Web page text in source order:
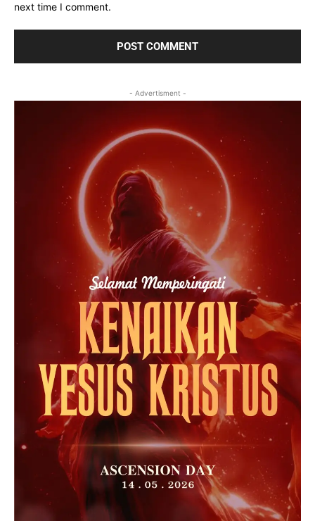
next time I comment.
- Advertisment -